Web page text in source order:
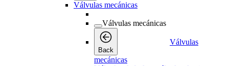
Válvulas mecánicas
Válvulas mecánicas
Back
Válvulas
mecánicas